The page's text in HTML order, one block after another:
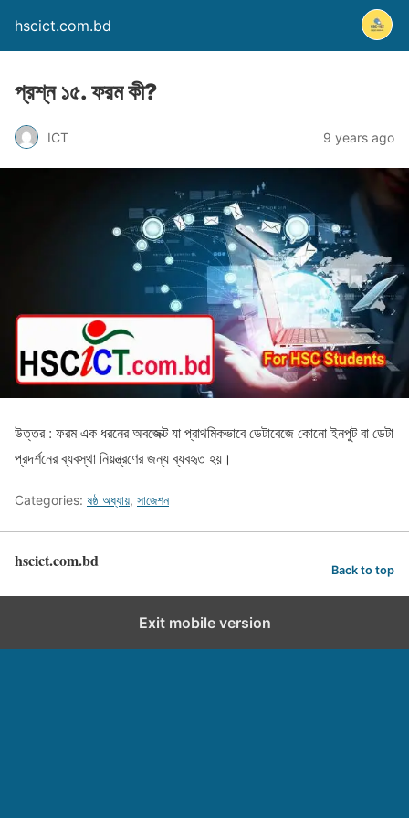
hscict.com.bd
প্রশ্ন ১৫. ফরম কী?
ICT 9 years ago
উত্তর : ফরম এক ধরনের অবজেক্ট যা প্রাথমিকভাবে ডেটাবেজে কোনো ইনপুট বা ডেটা
প্রদর্শনের ব্যবস্থা নিয়ন্ত্রণের জন্য ব্যবহৃত হয়।
Categories: ষষ্ঠ অধ্যায়, সাজেশন
hscict.com.bd Back to top
Exit mobile version